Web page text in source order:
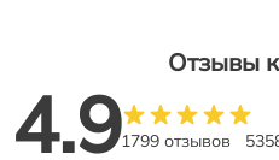
Отзывы
4.91799 отзывов